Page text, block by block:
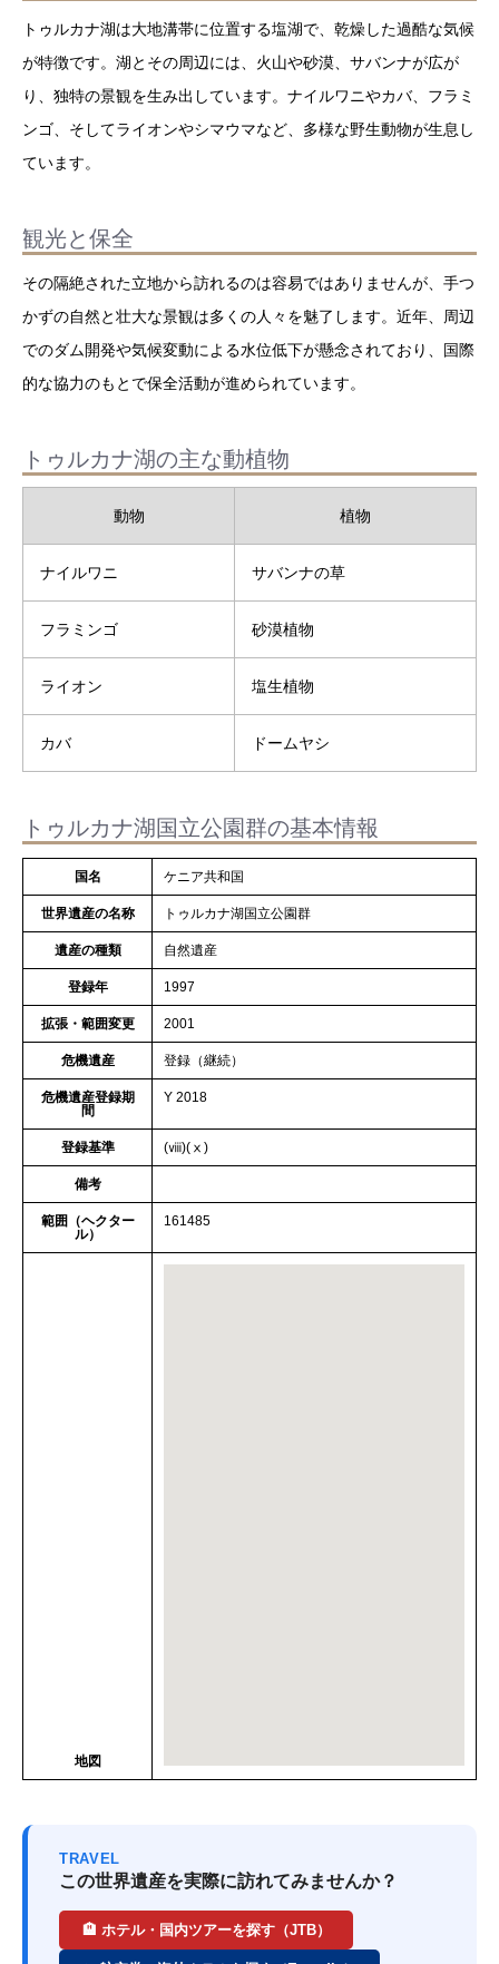
トゥルカナ湖は大地溝帯に位置する塩湖で、乾燥した過酷な気候
が特徴です。湖とその周辺には、火山や砂漠、サバンナが広が
り、独特の景観を生み出しています。ナイルワニやカバ、フラミ
ンゴ、そしてライオンやシマウマなど、多様な野生動物が生息し
ています。
観光と保全
その隔絶された立地から訪れるのは容易ではありませんが、手つ
かずの自然と壮大な景観は多くの人々を魅了します。近年、周辺
でのダム開発や気候変動による水位低下が懸念されており、国際
的な協力のもとで保全活動が進められています。
トゥルカナ湖の主な動植物
動物 植物
ナイルワニ サバンナの草
フラミンゴ 砂漠植物
ライオン 塩生植物
カバ ドームヤシ
トゥルカナ湖国立公園群の基本情報
国名 ケニア共和国
世界遺産の名称 トゥルカナ湖国立公園群
遺産の種類 自然遺産
登録年 1997
拡張・範囲変更 2001
危機遺産 登録（継続）
危機遺産登録期
間
Y 2018
登録基準 (ⅷ)(ⅹ)
備考
範囲（ヘクター
ル）
161485
地図
TRAVEL
この世界遺産を実際に訪れてみませんか？
🏨 ホテル・国内ツアーを探す（JTB）